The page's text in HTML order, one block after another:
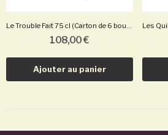
Le Trouble Fait 75 cl (Carton de 6 bouteilles)
108,00 €
Ajouter au panier